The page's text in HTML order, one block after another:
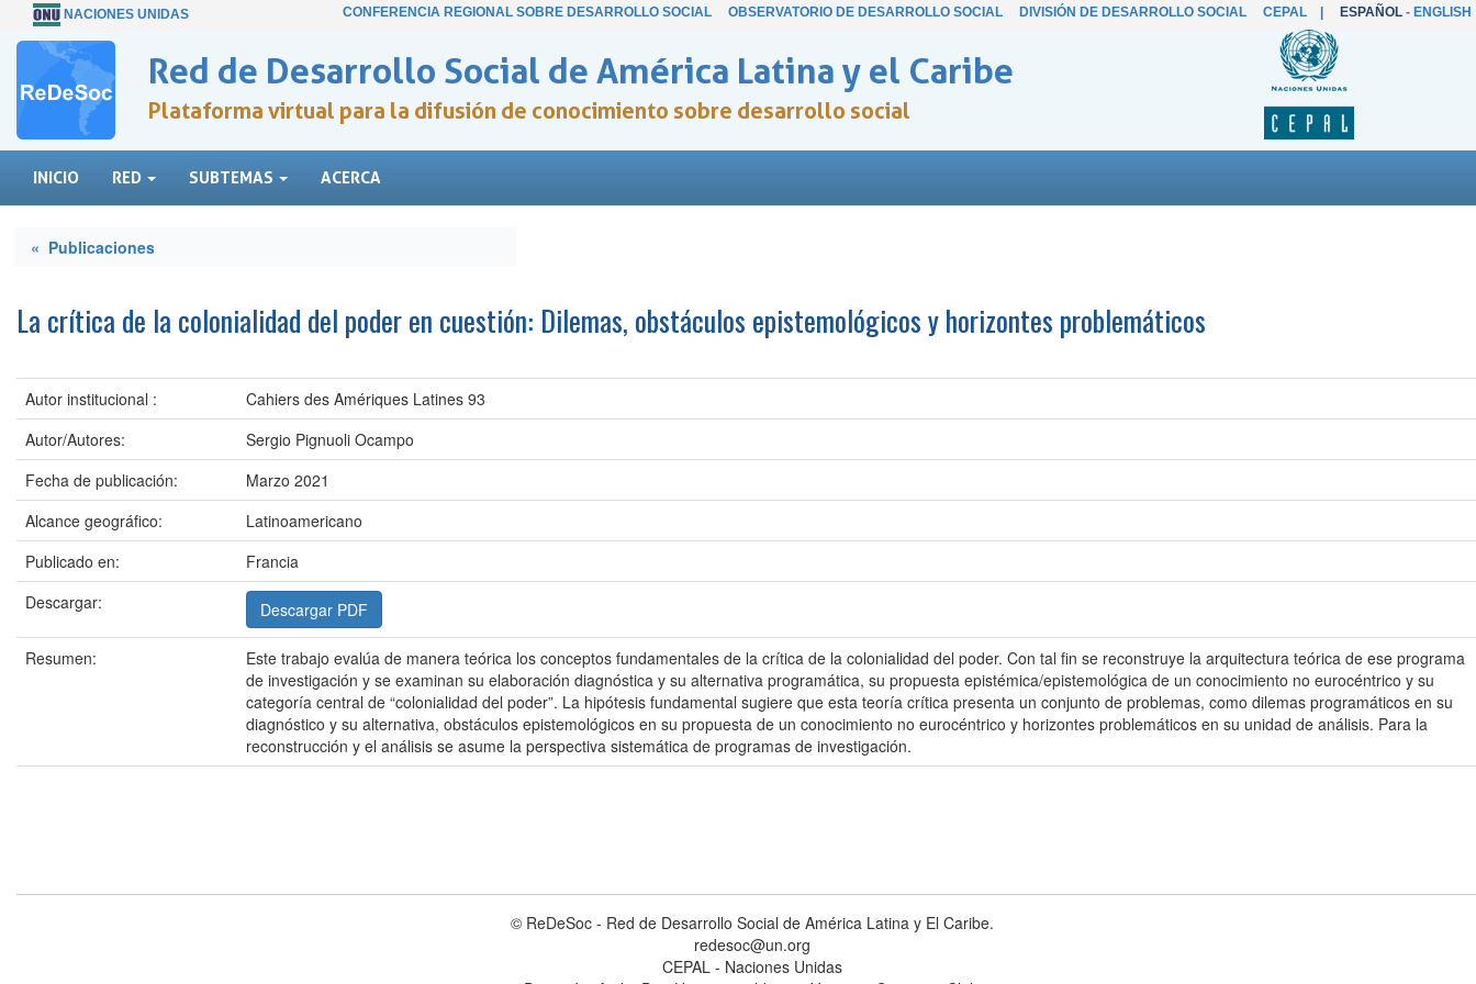
NACIONES UNIDAS CONFERENCIA REGIONAL SOBRE DESARROLLO SOCIAL OBSERVATORIO DE DESARROLLO SOCIAL DIVISIÓN DE DESARROLLO SOCIAL CEPAL| ESPAÑOL- ENGLISH
Red de Desarrollo Social de América Latina y el Caribe
Plataforma virtual para la difusión de conocimiento sobre desarrollo social
INICIO RED SUBTEMAS ACERCA
« Publicaciones
La crítica de la colonialidad del poder en cuestión: Dilemas, obstáculos epistemológicos y horizontes problemáticos
Autor institucional :
Cahiers des Amériques Latines 93
Autor/Autores:
Sergio Pignuoli Ocampo
Fecha de publicación:
Marzo 2021
Alcance geográfico:
Latinoamericano
Publicado en:
Francia
Descargar:
Descargar PDF
Resumen:
Este trabajo evalúa de manera teórica los conceptos fundamentales de la crítica de la colonialidad del poder. Con tal fin se reconstruye la arquitectura teórica de ese programa
de investigación y se examinan su elaboración diagnóstica y su alternativa programática, su propuesta epistémica/epistemológica de un conocimiento no eurocéntrico y su
categoría central de “colonialidad del poder”. La hipótesis fundamental sugiere que esta teoría crítica presenta un conjunto de problemas, como dilemas programáticos en su
diagnóstico y su alternativa, obstáculos epistemológicos en su propuesta de un conocimiento no eurocéntrico y horizontes problemáticos en su unidad de análisis. Para la
reconstrucción y el análisis se asume la perspectiva sistemática de programas de investigación.
© ReDeSoc - Red de Desarrollo Social de América Latina y El Caribe.
redesoc@un.org
CEPAL - Naciones Unidas